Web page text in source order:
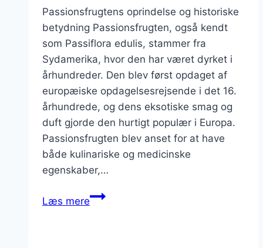
Passionsfrugtens oprindelse og historiske
betydning Passionsfrugten, også kendt
som Passiflora edulis, stammer fra
Sydamerika, hvor den har været dyrket i
århundreder. Den blev først opdaget af
europæiske opdagelsesrejsende i det 16.
århundrede, og dens eksotiske smag og
duft gjorde den hurtigt populær i Europa.
Passionsfrugten blev anset for at have
både kulinariske og medicinske
egenskaber,…
Læs merePassionsfrugt